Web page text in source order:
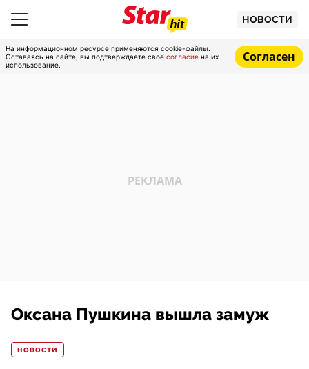
НОВОСТИ
На информационном ресурсе применяются cookie-файлы.
Оставаясь на сайте, вы подтверждаете свое согласие на их
использование.
Согласен
Оксана Пушкина вышла замуж
НОВОСТИ